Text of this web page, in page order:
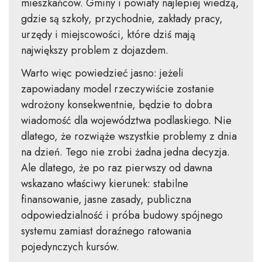
gdzie są szkoły, przychodnie, zakłady pracy,
urzędy i miejscowości, które dziś mają
największy problem z dojazdem.
Warto więc powiedzieć jasno: jeżeli
zapowiadany model rzeczywiście zostanie
wdrożony konsekwentnie, będzie to dobra
wiadomość dla województwa podlaskiego. Nie
dlatego, że rozwiąże wszystkie problemy z dnia
na dzień. Tego nie zrobi żadna jedna decyzja.
Ale dlatego, że po raz pierwszy od dawna
wskazano właściwy kierunek: stabilne
finansowanie, jasne zasady, publiczna
odpowiedzialność i próba budowy spójnego
systemu zamiast doraźnego ratowania
pojedynczych kursów.